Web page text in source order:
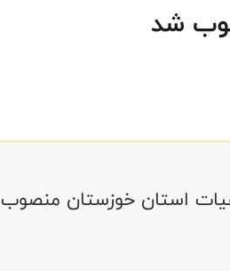
شد
استان خوزستان منصوب